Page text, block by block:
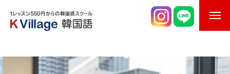
ご入校までの流れ